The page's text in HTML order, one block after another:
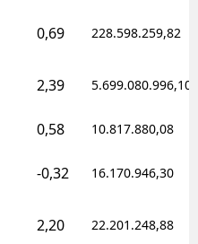
0,69 228.598.259,82
2,39 5.699.080.996,10
0,58 10.817.880,08
-0,32 16.170.946,30
2,20 22.201.248,88